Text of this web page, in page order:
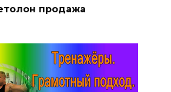
Ghrp-2 Ступино
продажа